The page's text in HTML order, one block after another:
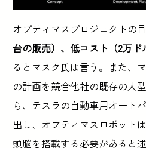
オプティマスプロジェクトの
台の販売）、低コスト（2万
るとマスク氏は言う。また、
の計画を競合他社の既存の人
ら、テスラの自動車用オート
出し、オプティマスロボット
頭脳を搭載する必要があると述